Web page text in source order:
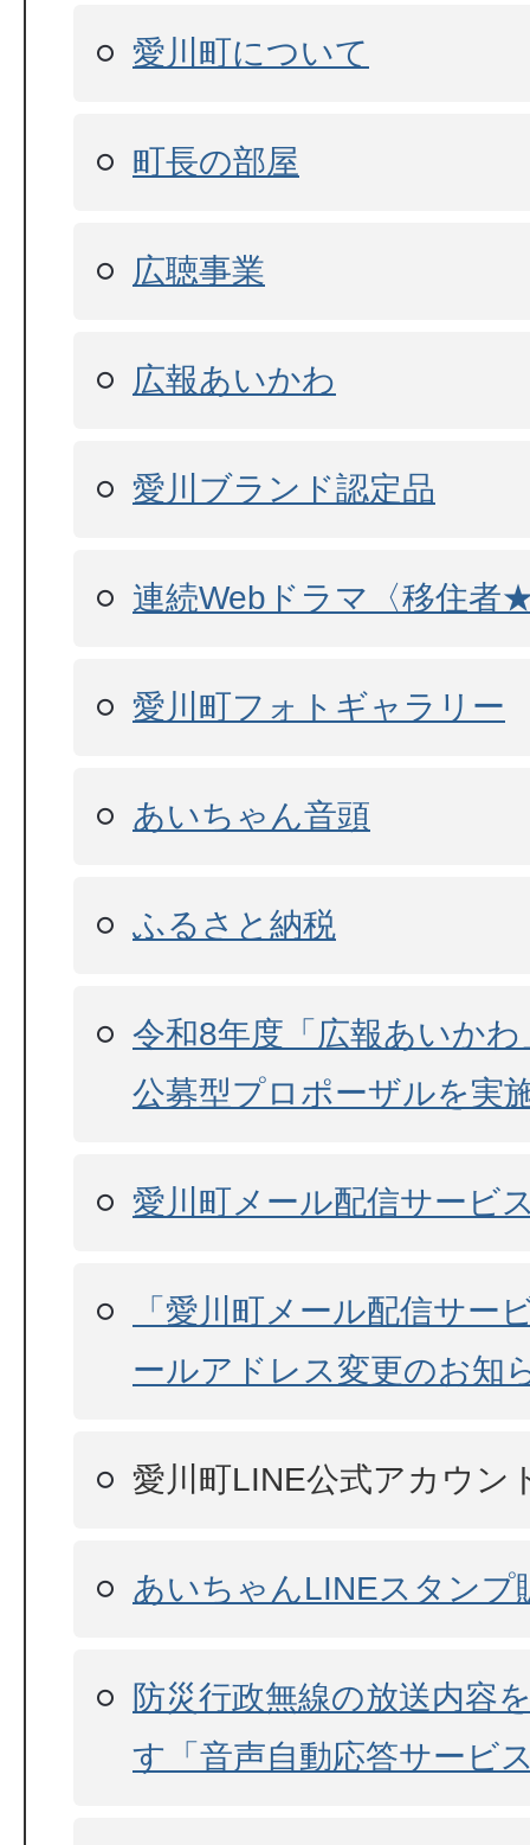
愛川町について
町長の部屋
広聴事業
広報あいかわ
愛川ブランド認定品
連続Webドラマ〈移住者
愛川町フォトギャラリー
あいちゃん音頭
ふるさと納税
令和8年度「広報あいか
公募型プロポーザルを実
愛川町メール配信サービ
「愛川町メール配信サー
ールアドレス変更のお知
愛川町LINE公式アカウン
あいちゃんLINEスタンプ
防災行政無線の放送内容
す「音声自動応答サービ